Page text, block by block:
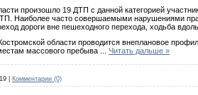
произошло 19 ДТП с данной категорией
Наиболее часто совершаемыми нарушениями
дороги вне пешеходного перехода, ходьба
области проводится внеплановое
массового пребыва
Читать дальше »
Комментарии (0)